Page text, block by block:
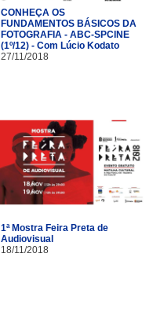
CONHEÇA OS
FUNDAMENTOS BÁSICOS DA
FOTOGRAFIA - ABC-SPCINE
(1º/12) - Com Lúcio Kodato
27/11/2018
1ª Mostra Feira Preta de
Audiovisual
18/11/2018